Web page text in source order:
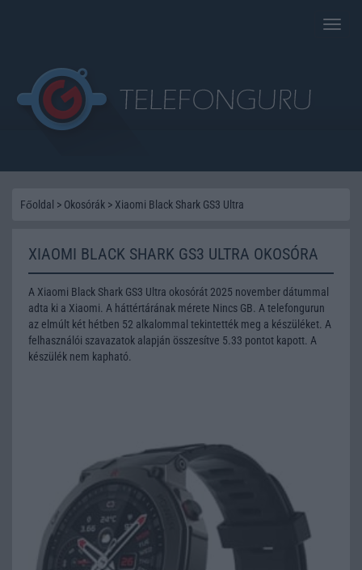
Toggle
Főoldal > Okosórák > Xiaomi Black Shark GS3 Ultra
XIAOMI BLACK SHARK GS3 ULTRA OKOSÓRA
A Xiaomi Black Shark GS3 Ultra okosórát 2025 november dátummal
adta ki a Xiaomi. A háttértárának mérete Nincs GB. A telefongurun
az elmúlt két hétben 52 alkalommal tekintették meg a készüléket. A
felhasználói szavazatok alapján összesítve 5.33 pontot kapott. A
készülék nem kapható.